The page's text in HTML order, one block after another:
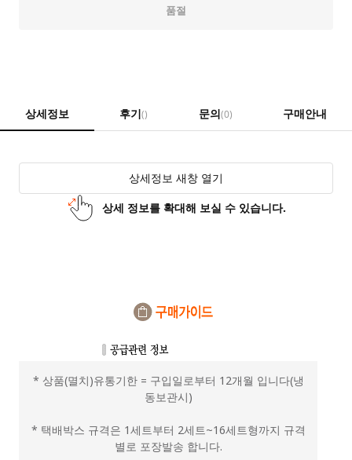
품절
상세정보 후기() 문의(0) 구매안내
상세정보 새창 열기
상세 정보를 확대해 보실 수 있습니다.
* 상품(멸치)유통기한 = 구입일로부터 12개월 입니다(냉
동보관시)
* 택배박스 규격은 1세트부터 2세트~16세트형까지 규격
별로 포장발송 합니다.